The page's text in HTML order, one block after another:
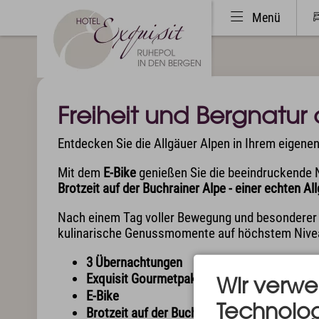
Menü
Hotel & Ruhepol
Einzigartige Lage
Das Exquisit-Team
Bilder & Impressionen
Hotelbewertungen
Sport & Aktiv
Golf mit Ausblick
Kunst
Freiheit und Bergnatur
Entdecken Sie die Allgäuer Alpen in Ihrem
Mit dem E-Bikegenießen Sie die
Brotzeit auf der Buchrainer Alpe - einer echten
Nach einem Tag voller Bewegung und
kulinarische Genussmomente auf höchstem
3 Übernachtungen
Exquisit Gourmetpaket
– Kulinarische
E-Bike
Brotzeit auf der Buchrainer Alpe - einer
Wir